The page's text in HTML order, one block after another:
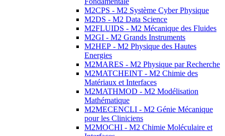
M2CPS - M2 Système Cyber Physique
M2DS - M2 Data Science
M2FLUIDS - M2 Mécanique des Fluides
M2GI - M2 Grands Instruments
M2HEP - M2 Physique des Hautes
Energies
M2MARES - M2 Physique par Recherche
M2MATCHEINT - M2 Chimie des
Matériaux et Interfaces
M2MATHMOD - M2 Modélisation
Mathématique
M2MECENCLI - M2 Génie Mécanique
pour les Cliniciens
M2MOCHI - M2 Chimie Moléculaire et